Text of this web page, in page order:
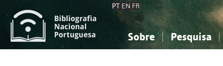
PT EN FR
Sobre Pesquisa